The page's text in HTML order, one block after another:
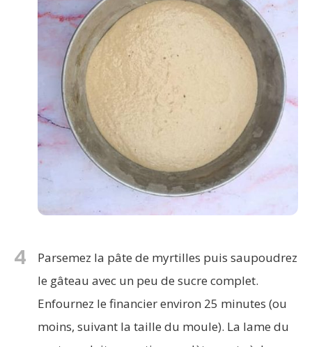
4
Parsemez la pâte de myrtilles puis saupoudrez
le gâteau avec un peu de sucre complet.
Enfournez le financier environ 25 minutes (ou
moins, suivant la taille du moule). La lame du